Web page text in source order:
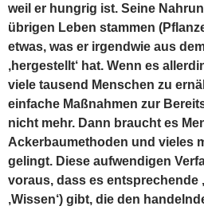
weil er hungrig ist. Seine
übrigen Leben stammen
etwas, was er irgendwie aus
‚hergestellt‘ hat. Wenn es
viele tausend Menschen zu
einfache Maßnahmen zur
nicht mehr. Dann braucht es
Ackerbaumethoden und vieles
gelingt. Diese aufwendigen
voraus, dass es entsprechende
‚Wissen‘) gibt, die den